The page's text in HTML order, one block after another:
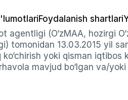
Foydalanish shartlari
agentligi (O‘zMAA, hozirgi
tomonidan 13.03.2015 yil
yoki qisman
mavjud bo‘lgan va/